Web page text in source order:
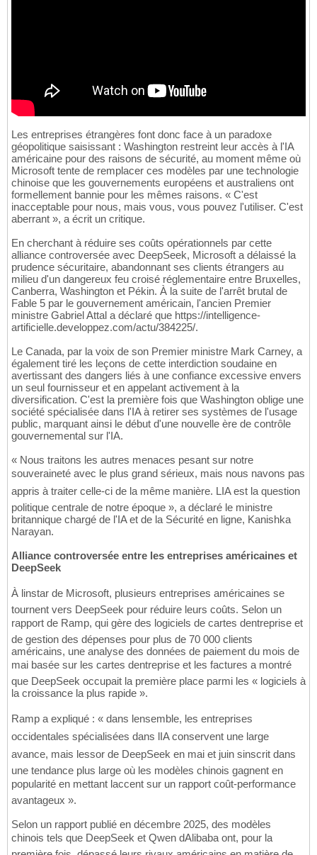
Les entreprises étrangères font donc face à un paradoxe
géopolitique saisissant : Washington restreint leur accès à l'IA
américaine pour des raisons de sécurité, au moment même où
Microsoft tente de remplacer ces modèles par une technologie
chinoise que les gouvernements européens et australiens ont
formellement bannie pour les mêmes raisons. « C'est
inacceptable pour nous, mais vous, vous pouvez l'utiliser. C'est
aberrant », a écrit un critique.
En cherchant à réduire ses coûts opérationnels par cette
alliance controversée avec DeepSeek, Microsoft a délaissé la
prudence sécuritaire, abandonnant ses clients étrangers au
milieu d'un dangereux feu croisé réglementaire entre Bruxelles,
Canberra, Washington et Pékin. À la suite de l'arrêt brutal de
Fable 5 par le gouvernement américain, l'ancien Premier
ministre Gabriel Attal a déclaré que https://intelligence-
artificielle.developpez.com/actu/384225/.
Le Canada, par la voix de son Premier ministre Mark Carney, a
également tiré les leçons de cette interdiction soudaine en
avertissant des dangers liés à une confiance excessive envers
un seul fournisseur et en appelant activement à la
diversification. C'est la première fois que Washington oblige une
société spécialisée dans l'IA à retirer ses systèmes de l'usage
public, marquant ainsi le début d'une nouvelle ère de contrôle
gouvernemental sur l'IA.
« Nous traitons les autres menaces pesant sur notre
souveraineté avec le plus grand sérieux, mais nous navons pas
appris à traiter celle-ci de la même manière. LIA est la question
politique centrale de notre époque », a déclaré le ministre
britannique chargé de l'IA et de la Sécurité en ligne, Kanishka
Narayan.
Alliance controversée entre les entreprises américaines et
DeepSeek
À linstar de Microsoft, plusieurs entreprises américaines se
tournent vers DeepSeek pour réduire leurs coûts. Selon un
rapport de Ramp, qui gère des logiciels de cartes dentreprise et
de gestion des dépenses pour plus de 70 000 clients
américains, une analyse des données de paiement du mois de
mai basée sur les cartes dentreprise et les factures a montré
que DeepSeek occupait la première place parmi les « logiciels à
la croissance la plus rapide ».
Ramp a expliqué : « dans lensemble, les entreprises
occidentales spécialisées dans lIA conservent une large
avance, mais lessor de DeepSeek en mai et juin sinscrit dans
une tendance plus large où les modèles chinois gagnent en
popularité en mettant laccent sur un rapport coût-performance
avantageux ».
Selon un rapport publié en décembre 2025, des modèles
chinois tels que DeepSeek et Qwen dAlibaba ont, pour la